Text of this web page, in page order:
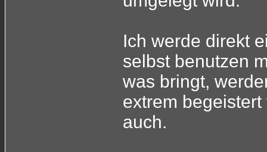
Ich werde direkt
selbst benutzen
was bringt,
extrem
auch.